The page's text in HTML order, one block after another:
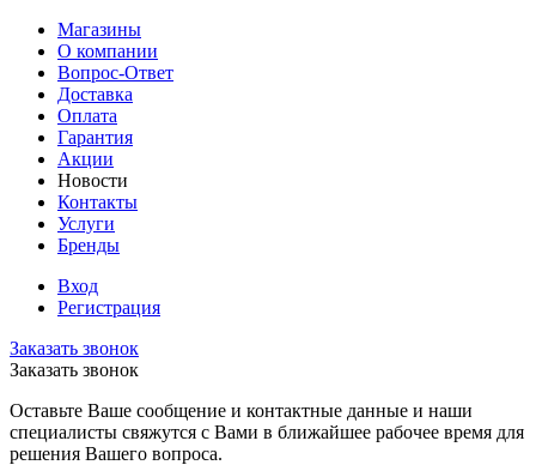
Магазины
О компании
Вопрос-Ответ
Доставка
Оплата
Гарантия
Акции
Новости
Контакты
Услуги
Бренды
Вход
Регистрация
Заказать звонок
Заказать звонок
Оставьте Ваше сообщение и контактные данные и наши
специалисты свяжутся с Вами в ближайшее рабочее время для
решения Вашего вопроса.